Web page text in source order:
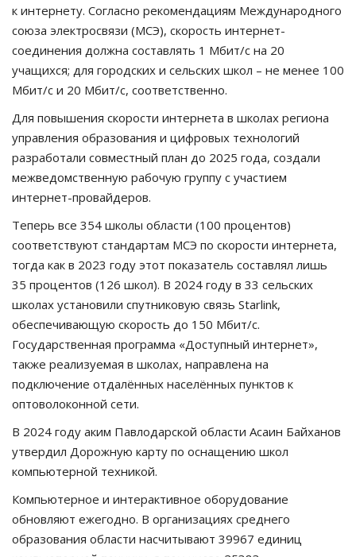
к интернету. Согласно рекомендациям Международного
союза электросвязи (МСЭ), скорость интернет-
соединения должна составлять 1 Мбит/с на 20
учащихся; для городских и сельских школ – не менее 100
Мбит/с и 20 Мбит/с, соответственно.
Для повышения скорости интернета в школах региона
управления образования и цифровых технологий
разработали совместный план до 2025 года, создали
межведомственную рабочую группу с участием
интернет-провайдеров.
Теперь все 354 школы области (100 процентов)
соответствуют стандартам МСЭ по скорости интернета,
тогда как в 2023 году этот показатель составлял лишь
35 процентов (126 школ). В 2024 году в 33 сельских
школах установили спутниковую связь Starlink,
обеспечивающую скорость до 150 Мбит/с.
Государственная программа «Доступный интернет»,
также реализуемая в школах, направлена на
подключение отдалённых населённых пунктов к
оптоволоконной сети.
В 2024 году аким Павлодарской области Асаин Байханов
утвердил Дорожную карту по оснащению школ
компьютерной техникой.
Компьютерное и интерактивное оборудование
обновляют ежегодно. В организациях среднего
образования области насчитывают 39967 единиц